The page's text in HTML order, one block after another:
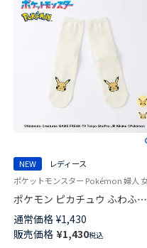
NEW
レディース
ポケモン ピカチュウ ふわふわ
フェイス クルー丈 カジュアル
ソックス レディース 日本製
03307023
通常価格 ¥1,430
販売価格 ¥1,430税込